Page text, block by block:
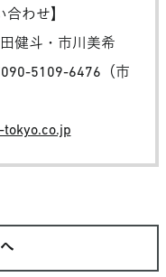
合わせ】
健斗・市川美希
5109-6476（市
tokyo.co.jp